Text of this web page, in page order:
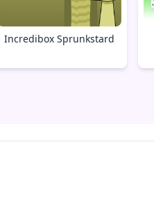
Incredibox Sprunkstard